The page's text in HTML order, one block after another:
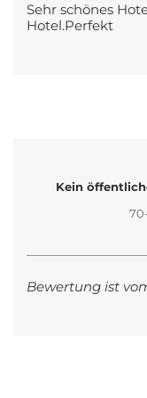
Sehr schönes
Hotel.Perfekt
Kein
Bewertung ist